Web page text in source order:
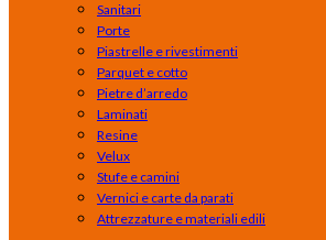
Sanitari
Porte
Piastrelle e rivestimenti
Parquet e cotto
Pietre d’arredo
Laminati
Resine
Velux
Stufe e camini
Vernici e carte da parati
Attrezzature e materiali edili